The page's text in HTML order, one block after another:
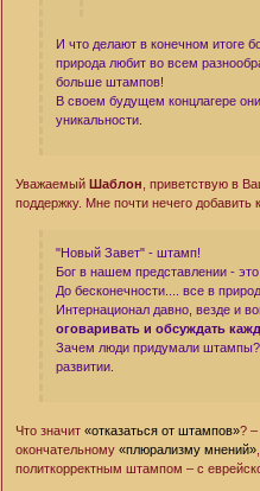
И что делают в конечном итоге
природа любит во всем
больше штампов!
В своем будущем концлагере
уникальности.
УважаемыйШаблон , приветствую в
поддержку. Мне почти нечего
"Новый Завет" - штамп!
Бог в нашем представлении -
До бесконечности.... все в
Интернационал давно, везде и
оговаривать и обсуждать
Зачем люди придумали штампы?
развитии.
Что значит«отказаться от штампов»? –
окончательному«плюрализму мнений»
политкорректным штампом – с